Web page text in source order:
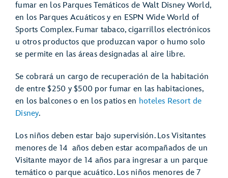
fumar en los Parques Temáticos de Walt Disney World,
en los Parques Acuáticos y en ESPN Wide World of
Sports Complex. Fumar tabaco, cigarrillos electrónicos
u otros productos que produzcan vapor o humo solo
se permite en las áreas designadas al aire libre.
Se cobrará un cargo de recuperación de la habitación
de entre $250 y $500 por fumar en las habitaciones,
en los balcones o en los patios en hoteles Resort de
Disney.
Los niños deben estar bajo supervisión. Los Visitantes
menores de 14 años deben estar acompañados de un
Visitante mayor de 14 años para ingresar a un parque
temático o parque acuático. Los niños menores de 7